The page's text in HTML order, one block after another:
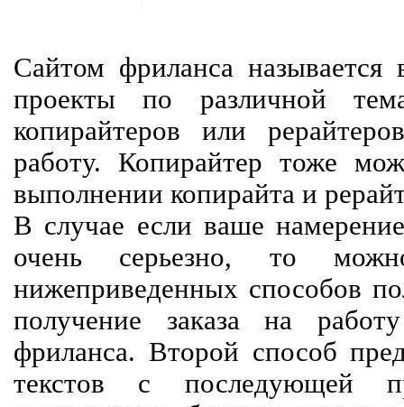
Сайтом фриланса называется
проекты по различной
копирайтеров или
работу. Копирайтер тоже
выполнении копирайта и
В случае если ваше
очень серьезно, то
нижеприведенных способов
получение заказа на
фриланса. Второй способ
текстов с последующей